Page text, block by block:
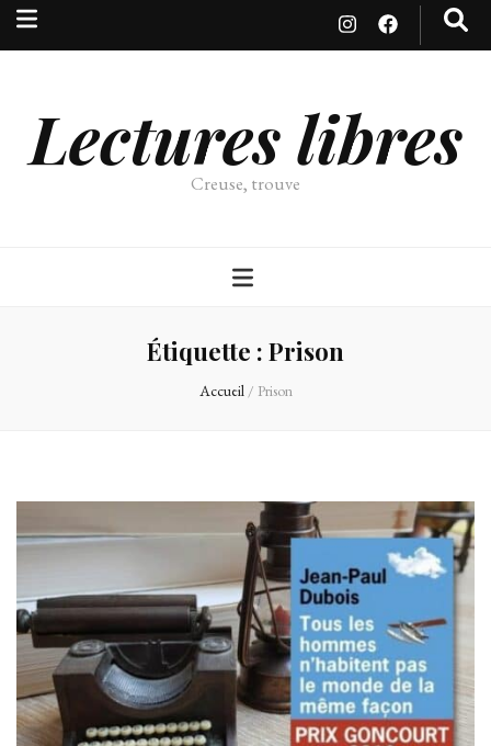
Lectures libres
Creuse, trouve
Étiquette : Prison
Accueil / Prison